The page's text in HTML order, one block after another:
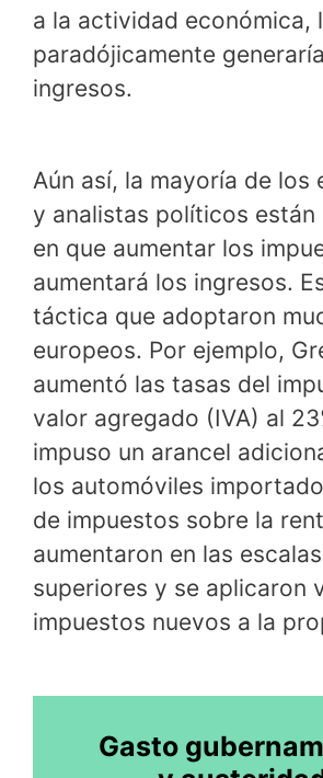
a la actividad económica,
paradójicamente
ingresos.
Aún así, la mayoría de los
y analistas políticos están
en que aumentar los
aumentará los ingresos.
táctica que adoptaron
europeos. Por ejemplo,
aumentó las tasas del
valor agregado (IVA) al
impuso un arancel
los automóviles
de impuestos sobre la
aumentaron en las
superiores y se aplicaron
impuestos nuevos a la
Gasto